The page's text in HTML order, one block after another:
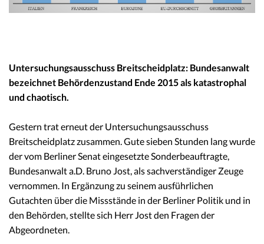
Untersuchungsausschuss Breitscheidplatz: Bundesanwalt
bezeichnet Behördenzustand Ende 2015 als katastrophal
und chaotisch.
Gestern trat erneut der Untersuchungsausschuss
Breitscheidplatz zusammen. Gute sieben Stunden lang wurde
der vom Berliner Senat eingesetzte Sonderbeauftragte,
Bundesanwalt a.D. Bruno Jost, als sachverständiger Zeuge
vernommen. In Ergänzung zu seinem ausführlichen
Gutachten über die Missstände in der Berliner Politik und in
den Behörden, stellte sich Herr Jost den Fragen der
Abgeordneten.